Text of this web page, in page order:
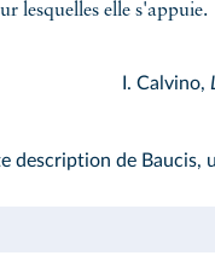
lesquelles elle s'appuie.
I. Calvino,
description de